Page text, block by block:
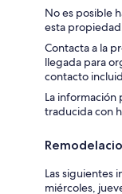
No es posible
esta
Contacta a la
llegada para
contacto
La
traducida con
Las siguientes
miércoles,